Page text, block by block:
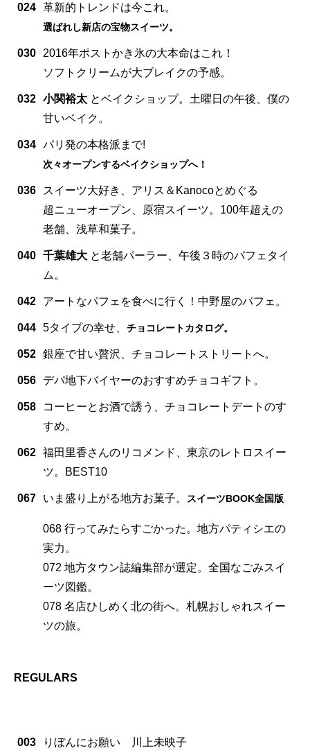
024 革新的トレンドは今これ。
選ばれし新店の宝物スイーツ。
030
2016年ポストかき氷の大本命はこれ！
ソフトクリームが大ブレイクの予感。
032 小関裕太 とベイクショップ。土曜日の午後、僕の
甘いベイク。
034 パリ発の本格派まで!
次々オープンするベイクショップへ！
036
スイーツ大好き、アリス＆Kanocoとめぐる
超ニューオープン、原宿スイーツ。100年超えの
老舗、浅草和菓子。
040 千葉雄大 と老舗パーラー、午後３時のパフェタイ
ム。
042 アートなパフェを食べに行く！中野屋のパフェ。
044 5タイプの幸せ、 チョコレートカタログ。
052 銀座で甘い贅沢、チョコレートストリートへ。
056 デパ地下バイヤーのおすすめチョコギフト。
058
コーヒーとお酒で誘う、チョコレートデートのす
すめ。
062 福田里香さんのリコメンド、東京のレトロスイー
ツ。BEST10
067 いま盛り上がる地方お菓子。 スイーツBOOK全国版
068 行ってみたらすごかった。地方パティシエの
実力。
072 地方タウン誌編集部が選定。全国なごみスイ
ーツ図鑑。
078 名店ひしめく北の街へ。札幌おしゃれスイー
ツの旅。
REGULARS
003 りぼんにお願い 川上未映子